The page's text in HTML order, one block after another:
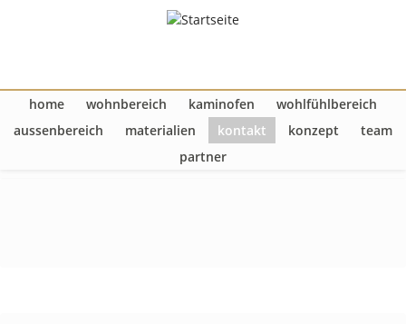
Hauptmenü
home wohnbereich kaminofen
wohlfühlbereich
aussenbereich
materialien kontakt konzept
team
partner